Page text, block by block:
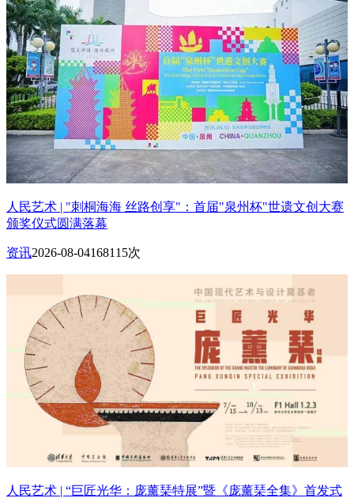
人民艺术 | "刺桐海海 丝路创享"：首届"泉州杯"世遗文创大赛
颁奖仪式圆满落幕
资讯2026-08-04168115次
人民艺术 | “巨匠光华：庞薰琹特展”暨《庞薰琹全集》首发式